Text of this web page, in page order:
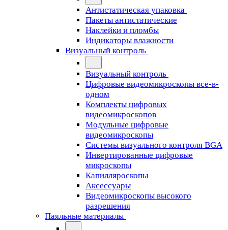
Антистатическая упаковка
Пакеты антистатические
Наклейки и пломбы
Индикаторы влажности
Визуальный контроль
Визуальный контроль
Цифровые видеомикроскопы все-в-
одном
Комплекты цифровых
видеомикроскопов
Модульные цифровые
видеомикроскопы
Cистемы визуального контроля BGA
Инвертированные цифровые
микроскопы
Капилляроскопы
Аксессуары
Видеомикроскопы высокого
разрешения
Паяльные материалы